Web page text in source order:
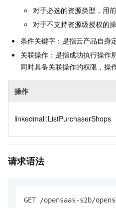
对于必选的资源类型，用
对于不支持资源级授权的
条件关键字：是指云产品自身
关联操作：是指成功执行操作
同时具备关联操作的权限，操
操作
linkedmall:ListPurchaserShops
请求语法
GET /opensaas-s2b/